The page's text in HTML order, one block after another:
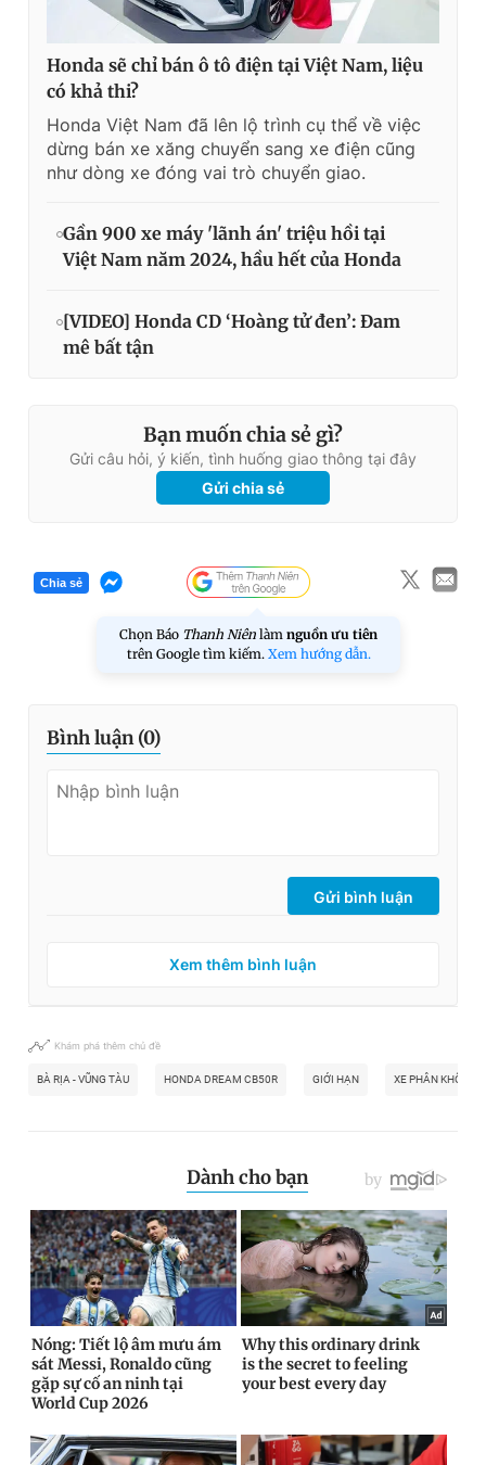
Honda sẽ chỉ bán ô tô điện tại Việt Nam, liệu
có khả thi?
Honda Việt Nam đã lên lộ trình cụ thể về việc
dừng bán xe xăng chuyển sang xe điện cũng
như dòng xe đóng vai trò chuyển giao.
Gần 900 xe máy 'lãnh án' triệu hồi tại
Việt Nam năm 2024, hầu hết của Honda
[VIDEO] Honda CD ‘Hoàng tử đen’: Đam
mê bất tận
Bạn muốn chia sẻ gì?
Gửi câu hỏi, ý kiến, tình huống giao thông tại đây
Gửi chia sẻ
Chia sẻ
Chọn Báo Thanh Niên làm nguồn ưu tiên
trên Google tìm kiếm. Xem hướng dẫn.
Bình luận (0)
Gửi bình luận
Xem thêm bình luận
Khám phá thêm chủ đề
BÀ RỊA - VŨNG TÀU HONDA DREAM CB50R GIỚI HẠN XE PHÂN KHỐI